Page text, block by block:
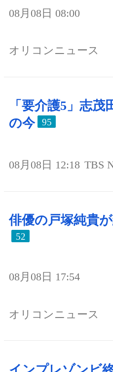
08月08日 08:00
オリコンニュース
「要介護5」志茂
の今
95
08月08日 12:18 TBS
俳優の戸塚純貴
52
08月08日 17:54
オリコンニュース